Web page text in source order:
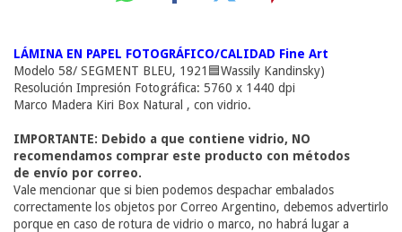
LÁMINA EN PAPEL FOTOGRÁFICO/CALIDAD Fine Art
Modelo 58/ SEGMENT BLEU, 1921🟦Wassily Kandinsky)
Resolución Impresión Fotográfica: 5760 x 1440 dpi
Marco Madera Kiri Box Natural , con vidrio.
IMPORTANTE: Debido a que contiene vidrio, NO
recomendamos comprar este producto con métodos
de envío por correo.
Vale mencionar que si bien podemos despachar embalados
correctamente los objetos por Correo Argentino, debemos advertirlo
porque en caso de rotura de vidrio o marco, no habrá lugar a